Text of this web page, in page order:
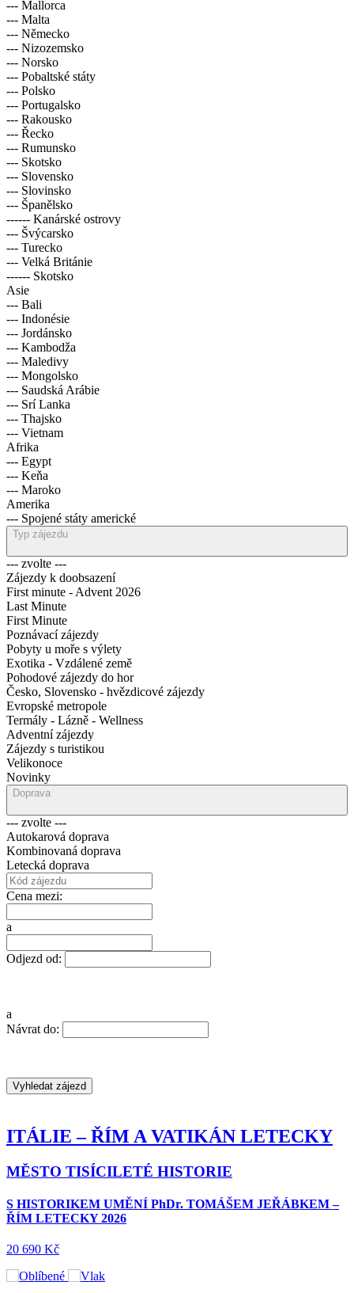
--- Mallorca
--- Malta
--- Německo
--- Nizozemsko
--- Norsko
--- Pobaltské státy
--- Polsko
--- Portugalsko
--- Rakousko
--- Řecko
--- Rumunsko
--- Skotsko
--- Slovensko
--- Slovinsko
--- Španělsko
------ Kanárské ostrovy
--- Švýcarsko
--- Turecko
--- Velká Británie
------ Skotsko
Asie
--- Bali
--- Indonésie
--- Jordánsko
--- Kambodža
--- Maledivy
--- Mongolsko
--- Saudská Arábie
--- Srí Lanka
--- Thajsko
--- Vietnam
Afrika
--- Egypt
--- Keňa
--- Maroko
Amerika
--- Spojené státy americké
Typ zájezdu
--- zvolte ---
Zájezdy k doobsazení
First minute - Advent 2026
Last Minute
First Minute
Poznávací zájezdy
Pobyty u moře s výlety
Exotika - Vzdálené země
Pohodové zájezdy do hor
Česko, Slovensko - hvězdicové zájezdy
Evropské metropole
Termály - Lázně - Wellness
Adventní zájezdy
Zájezdy s turistikou
Velikonoce
Novinky
Doprava
--- zvolte ---
Autokarová doprava
Kombinovaná doprava
Letecká doprava
Cena mezi:
a
Odjezd od:
a
Návrat do:
STEZKY
CESTA ZPĚT S NÁVŠTĚVOU REZIDENCE VE
WÜRZBURGU
8 690 Kč